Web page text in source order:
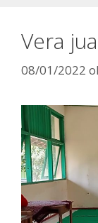
Vera
08/01/2022